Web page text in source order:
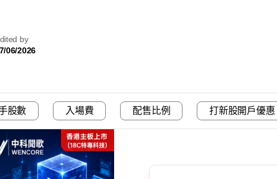
by
06/2026
股數 入場費 配售比例 打新股開戶優惠